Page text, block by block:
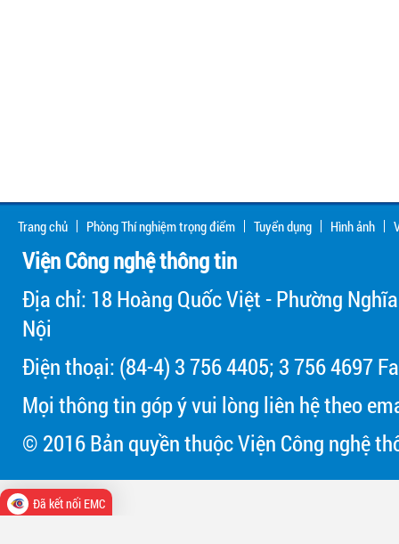
Trang chủ Phòng Thí nghiệm trọng điểm Tuyển dụng Hình ảnh
Viện Công nghệ thông tin
Địa chỉ: 18 Hoàng Quốc Việt - Phường
Nội
Điện thoại: (84-4) 3 756 4405; 3 756 4697
Mọi thông tin góp ý vui lòng liên hệ theo
© 2016 Bản quyền thuộc Viện Công nghệ
Đã kết nối EMC